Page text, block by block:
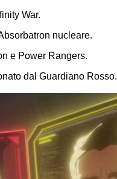
War.
nucleare.
e Power Rangers.
dal Guardiano Rosso.